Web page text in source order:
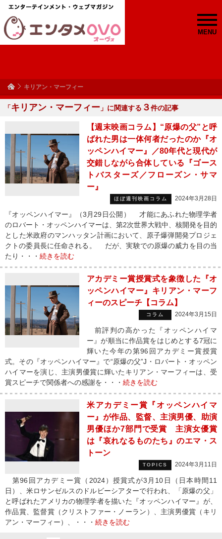
MENU
キリアン・マーフィー
「キリアン・マーフィー 」に関連する ３件の記事
【週末映画コラム】“原爆の父”と呼
ばれた男は一体何者だったのか『オ
ッペンハイマー』／80年代と現代が
交錯しながら合体している『ゴース
トバスターズ／フローズン・サマ
ー』
ほぼ週刊映画コラム 2024年3月28日
『オッペンハイマー』（3月29日公開） 才能にあふれた物理学者
のロバート・オッペンハイマーは、第2次世界大戦中、核開発を目的
とした米政府のマンハッタン計画において、原子爆弾開発プロジェ
クトの委員長に任命される。 だが、実験での原爆の威力を目の当
たり・・・ 続きを読む
アカデミー賞授賞式を象徴した『オ
ッペンハイマー』キリアン・マーフ
ィーのスピーチ【コラム】
コラム 2024年3月15日
前評判の高かった『オッペンハイマ
ー』が順当に作品賞をはじめとする7冠に
輝いた今年の第96回アカデミー賞授賞
式。その『オッペンハイマー』で“原爆の父”J・ロバート・オッペン
ハイマーを演じ、主演男優賞に輝いたキリアン・マーフィーは、受
賞スピーチで関係者への感謝を・・・ 続きを読む
米アカデミー賞『オッペンハイマ
ー』が作品、監督、主演男優、助演
男優ほか7部門で受賞 主演女優賞
は『哀れなるものたち』のエマ・ス
トーン
TOPICS 2024年3月11日
第96回アカデミー賞（2024）授賞式が3月10日（日本時間11
日）、米ロサンゼルスのドルビーシアターで行われ、「原爆の父」
と呼ばれたアメリカの物理学者を描いた『オッペンハイマー』が、
作品賞、監督賞（クリストファー・ノーラン）、主演男優賞（キリ
アン・マーフィー）、・・・ 続きを読む